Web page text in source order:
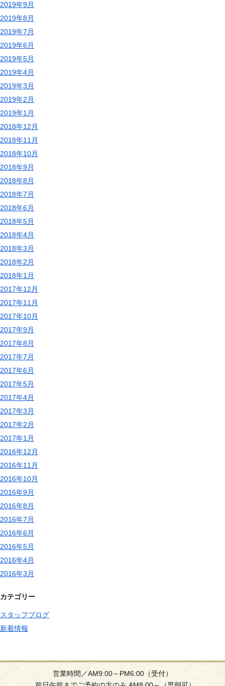
2019年9月
2019年8月
2019年7月
2019年6月
2019年5月
2019年4月
2019年3月
2019年2月
2019年1月
2018年12月
2018年11月
2018年10月
2018年9月
2018年8月
2018年7月
2018年6月
2018年5月
2018年4月
2018年3月
2018年2月
2018年1月
2017年12月
2017年11月
2017年10月
2017年9月
2017年8月
2017年7月
2017年6月
2017年5月
2017年4月
2017年3月
2017年2月
2017年1月
2016年12月
2016年11月
2016年10月
2016年9月
2016年8月
2016年7月
2016年6月
2016年5月
2016年4月
2016年3月
カテゴリー
スタッフブログ
新着情報
営業時間／AM9:00～PM6:00（受付）